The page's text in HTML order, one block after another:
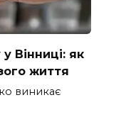
Вінниці: як
життя
виникає